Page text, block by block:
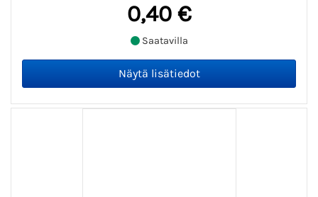
0,40 €
Saatavilla